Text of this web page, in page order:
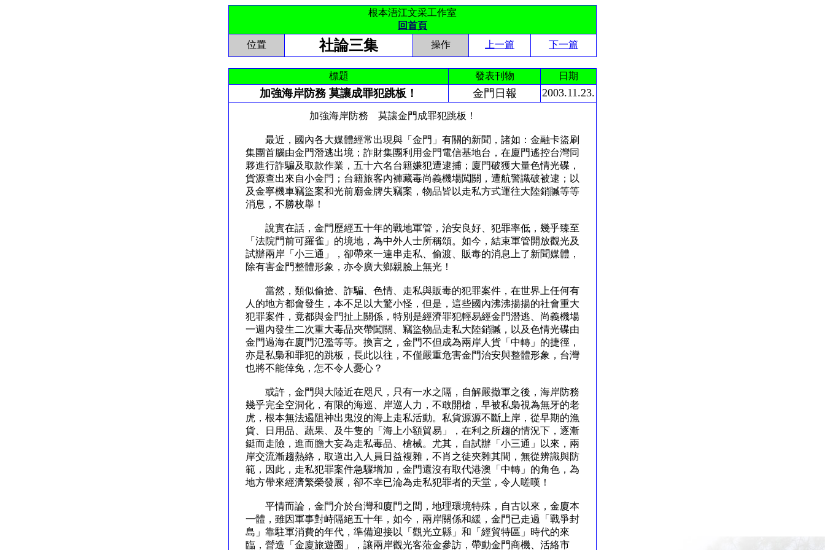
根本浯江文采工作室
回首頁
位置
社論三集 操作 上一篇 下一篇
標題 發表刊物 日期
加強海岸防務 莫讓成罪犯跳板！ 金門日報 2003.11.23.
加強海岸防務 莫讓金門成罪犯跳板！
最近，國內各大媒體經常出現與「金門」有關的新聞，諸如：金融卡盜刷
集團首腦由金門潛逃出境；詐財集團利用金門電信基地台，在廈門遙控台灣同
夥進行詐騙及取款作業，五十六名台籍嫌犯遭逮捕；廈門破獲大量色情光碟，
貨源查出來自小金門；台籍旅客內褲藏毒尚義機場闖關，遭航警識破被逮；以
及金寧機車竊盜案和光前廟金牌失竊案，物品皆以走私方式運往大陸銷贓等等
消息，不勝枚舉！
說實在話，金門歷經五十年的戰地軍管，治安良好、犯罪率低，幾乎臻至
「法院門前可羅雀」的境地，為中外人士所稱頌。如今，結束軍管開放觀光及
試辦兩岸「小三通」，卻帶來一連串走私、偷渡、販毒的消息上了新聞媒體，
除有害金門整體形象，亦令廣大鄉親臉上無光！
當然，類似偷搶、詐騙、色情、走私與販毒的犯罪案件，在世界上任何有
人的地方都會發生，本不足以大驚小怪，但是，這些國內沸沸揚揚的社會重大
犯罪案件，竟都與金門扯上關係，特別是經濟罪犯輕易經金門潛逃、尚義機場
一週內發生二次重大毒品夾帶闖關、竊盜物品走私大陸銷贓，以及色情光碟由
金門過海在廈門氾濫等等。換言之，金門不但成為兩岸人貨「中轉」的捷徑，
亦是私梟和罪犯的跳板，長此以往，不僅嚴重危害金門治安與整體形象，台灣
也將不能倖免，怎不令人憂心？
或許，金門與大陸近在咫尺，只有一水之隔，自解嚴撤軍之後，海岸防務
幾乎完全空洞化，有限的海巡、岸巡人力，不敢開槍，早被私梟視為無牙的老
虎，根本無法遏阻神出鬼沒的海上走私活動。私貨源源不斷上岸，從早期的漁
貨、日用品、蔬果、及牛隻的「海上小額貿易」，在利之所趨的情況下，逐漸
鋌而走險，進而膽大妄為走私毒品、槍械。尤其，自試辦「小三通」以來，兩
岸交流漸趨熱絡，取道出入人員日益複雜，不肖之徒夾雜其間，無從辨識與防
範，因此，走私犯罪案件急驟增加，金門還沒有取代港澳「中轉」的角色，為
地方帶來經濟繁榮發展，卻不幸已淪為走私犯罪者的天堂，令人嗟嘆！
平情而論，金門介於台灣和廈門之間，地理環境特殊，自古以來，金廈本
一體，雖因軍事對峙隔絕五十年，如今，兩岸關係和緩，金門已走過「戰爭封
島」靠駐軍消費的年代，準備迎接以「觀光立縣」和「經貿特區」時代的來
臨，營造「金廈旅遊圈」，讓兩岸觀光客蒞金參訪，帶動金門商機、活絡市